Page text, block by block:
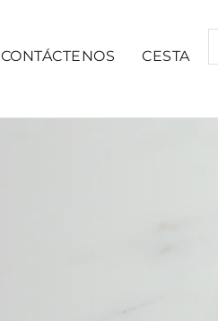
CONTÁCTENOS CESTA